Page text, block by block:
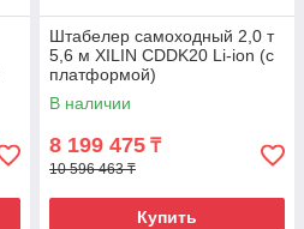
Штабелер самоходный 2,0 т
5,6 м XILIN CDDK20 Li-ion (с
платформой)
В наличии
8 199 475 ₸
10 596 463 ₸
Купить